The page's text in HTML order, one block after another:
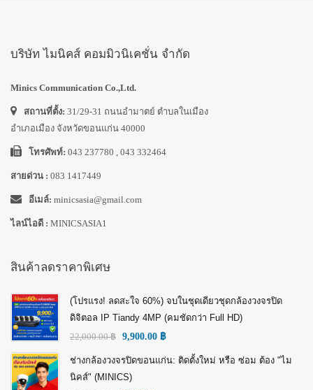
บริษัท ไมนิคส์ คอมมิวนิเคชั่น จำกัด
Minics Communication Co.,Ltd.
สถานที่ตั้ง: 31/29-31 ถนนอำมาตย์ ตำบลในเมือง
อำเภอเมือง จังหวัดขอนแก่น 40000
โทรศัพท์: 043 237780 , 043 332464
สายด่วน : 083 1417449
อีเมล์: minicsasia@gmail.com
ไลน์ไอดี : MINICSASIA1
สินค้าลดราคาพิเศษ
(โปรแรง! ลดสะใจ 60%) จบในชุดเดียวชุดกล้องวงจรปิด
ดิจิตอล IP Tiandy 4MP (คมชัดกว่า Full HD)
22,000.00฿ 9,900.00 ฿
ช่างกล้องวงจรปิดขอนแก่น: ติดตั้งใหม่ หรือ ซ่อม ต้อง "ไม
นิคส์" (MINICS)